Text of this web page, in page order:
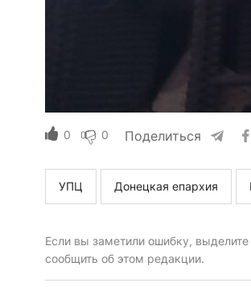
0 0 Поделиться
УПЦ Донецкая епархия
Если вы заметили ошибку,
сообщить об этом редакции.